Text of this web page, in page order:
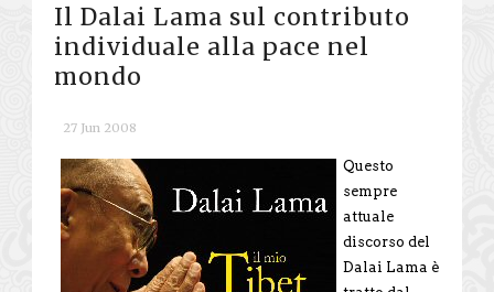
Il Dalai Lama sul contributo
individuale alla pace nel
mondo
27 Jun 2008
Questo
sempre
attuale
discorso del
Dalai Lama è